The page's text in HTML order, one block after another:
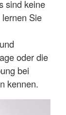
sind keine
Sie
oder die
bei
kennen.